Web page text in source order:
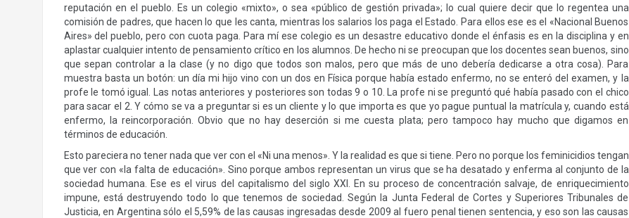
reputación en el pueblo. Es un colegio «mixto», o sea «público de gestión privada»; lo cual quiere decir que lo regentea una
comisión de padres, que hacen lo que les canta, mientras los salarios los paga el Estado. Para ellos ese es el «Nacional Buenos
Aires» del pueblo, pero con cuota paga. Para mí ese colegio es un desastre educativo donde el énfasis es en la disciplina y en
aplastar cualquier intento de pensamiento crítico en los alumnos. De hecho ni se preocupan que los docentes sean buenos, sino
que sepan controlar a la clase (y no digo que todos son malos, pero que más de uno debería dedicarse a otra cosa). Para
muestra basta un botón: un día mi hijo vino con un dos en Física porque había estado enfermo, no se enteró del examen, y la
profe le tomó igual. Las notas anteriores y posteriores son todas 9 o 10. La profe ni se preguntó qué había pasado con el chico
para sacar el 2. Y cómo se va a preguntar si es un cliente y lo que importa es que yo pague puntual la matrícula y, cuando está
enfermo, la reincorporación. Obvio que no hay deserción si me cuesta plata; pero tampoco hay mucho que digamos en
términos de educación.
Esto pareciera no tener nada que ver con el «Ni una menos». Y la realidad es que si tiene. Pero no porque los feminicidios tengan
que ver con «la falta de educación». Sino porque ambos representan un virus que se ha desatado y enferma al conjunto de la
sociedad humana. Ese es el virus del capitalismo del siglo XXI. En su proceso de concentración salvaje, de enriquecimiento
impune, está destruyendo todo lo que tenemos de sociedad. Según la Junta Federal de Cortes y Superiores Tribunales de
Justicia, en Argentina sólo el 5,59% de las causas ingresadas desde 2009 al fuero penal tienen sentencia, y eso son las causas